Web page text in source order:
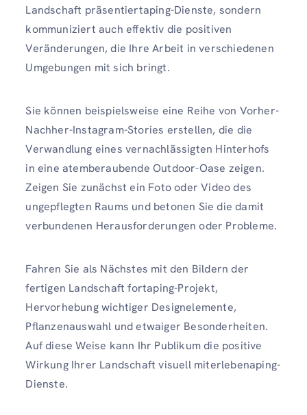
Landschaft präsentiertaping-Dienste, sondern
kommuniziert auch effektiv die positiven
Veränderungen, die Ihre Arbeit in verschiedenen
Umgebungen mit sich bringt.
Sie können beispielsweise eine Reihe von Vorher-
Nachher-Instagram-Stories erstellen, die die
Verwandlung eines vernachlässigten Hinterhofs
in eine atemberaubende Outdoor-Oase zeigen.
Zeigen Sie zunächst ein Foto oder Video des
ungepflegten Raums und betonen Sie die damit
verbundenen Herausforderungen oder Probleme.
Fahren Sie als Nächstes mit den Bildern der
fertigen Landschaft fortaping-Projekt,
Hervorhebung wichtiger Designelemente,
Pflanzenauswahl und etwaiger Besonderheiten.
Auf diese Weise kann Ihr Publikum die positive
Wirkung Ihrer Landschaft visuell miterlebenaping-
Dienste.